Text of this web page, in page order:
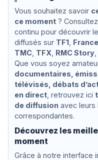
Vous souhaitez savoir
ce moment?
continu pour découvrir
diffusés sur TF1,
TMC, TFX, RMC Story,
Que vous soyez
documentaires,
télévisés, débats
en direct, retrouvez ici
de diffusionavec leurs
correspondantes.
Découvrez les
moment
Grâce à notre interface